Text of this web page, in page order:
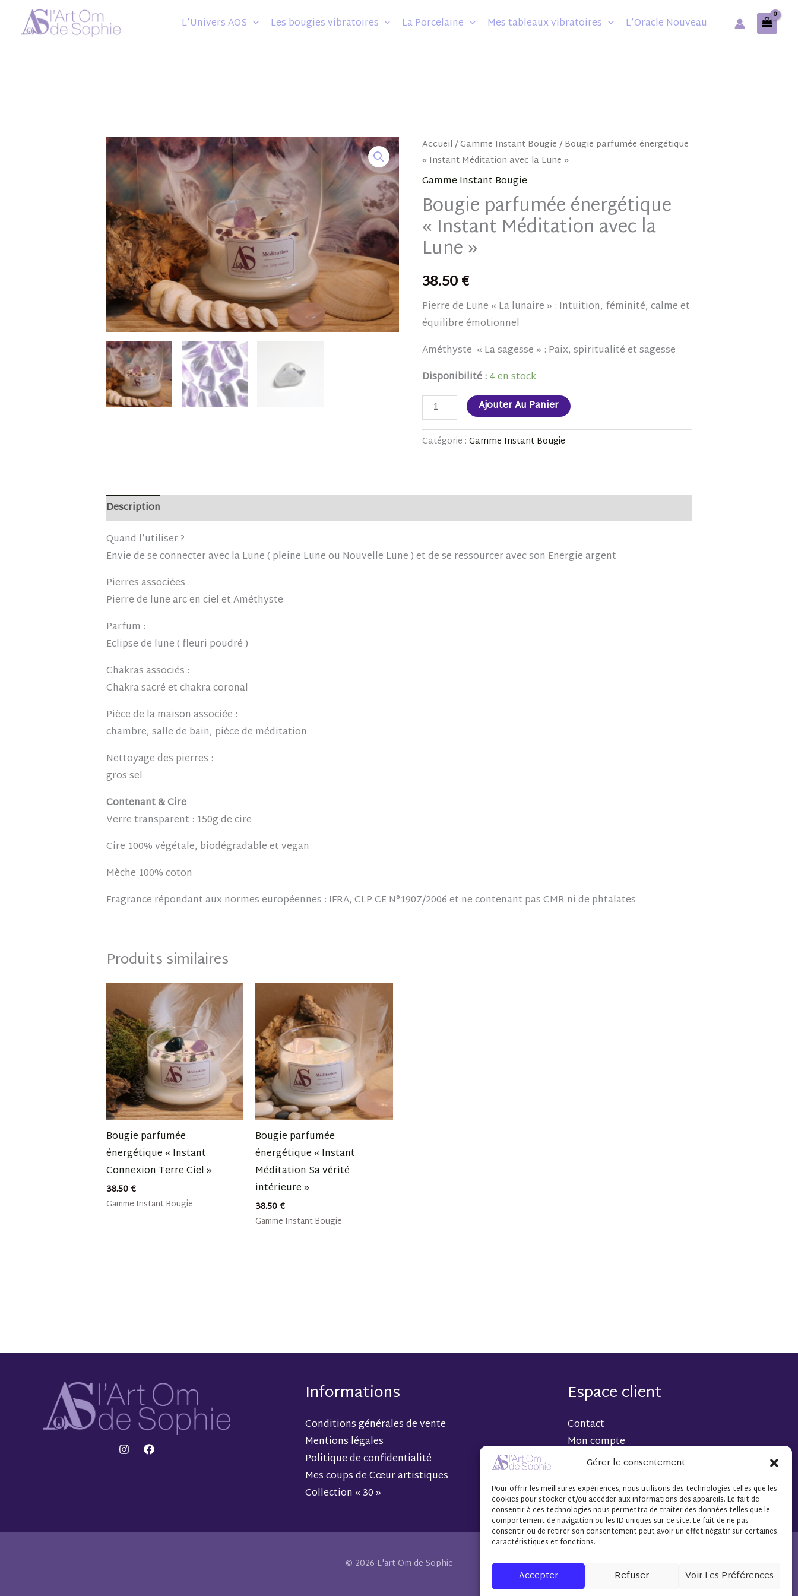
Gérer le consentement
Pour offrir les meilleures expériences, nous utilisons des technologies telles que les
cookies pour stocker et/ou accéder aux informations des appareils. Le fait de
consentir à ces technologies nous permettra de traiter des données telles que le
comportement de navigation ou les ID uniques sur ce site. Le fait de ne pas
consentir ou de retirer son consentement peut avoir un effet négatif sur certaines
caractéristiques et fonctions.
Accepter Refuser Voir Les Préférences
L’Univers AOS Les bougies vibratoires La Porcelaine Mes tableaux vibratoires L’Oracle Nouveau
Accueil/Gamme Instant Bougie/ Bougie parfumée énergétique
« Instant Méditation avec la Lune »
Gamme Instant Bougie
Bougie parfumée énergétique
« Instant Méditation avec la
Lune »
38.50€
Pierre de Lune « La lunaire » : Intuition, féminité, calme et
équilibre émotionnel
Améthyste « La sagesse » : Paix, spiritualité et sagesse
Disponibilité :4 en stock
quantité
de
Bougie
parfumée
énergétique
"Instant
Méditation
la
Lune"
Ajouter Au Panier
Catégorie :Gamme Instant Bougie
Description
Quand l’utiliser ?
Envie de se connecter avec la Lune ( pleine Lune ou Nouvelle Lune ) et de se ressourcer avec son Energie argent
Pierres associées :
Pierre de lune arc en ciel et Améthyste
Parfum :
Eclipse de lune ( fleuri poudré )
Chakras associés :
Chakra sacré et chakra coronal
Pièce de la maison associée :
chambre, salle de bain, pièce de méditation
Nettoyage des pierres :
gros sel
Contenant & Cire
Verre transparent : 150g de cire
Cire 100% végétale, biodégradable et vegan
Mèche 100% coton
Fragrance répondant aux normes européennes : IFRA, CLP CE N°1907/2006 et ne contenant pas CMR ni de phtalates
Produits similaires
Bougie parfumée
énergétique « Instant
Connexion Terre Ciel »
38.50€
Gamme Instant Bougie
Bougie parfumée
énergétique « Instant
Méditation Sa vérité
intérieure »
38.50€
Gamme Instant Bougie
Informations
Conditions générales de vente
Mentions légales
Politique de confidentialité
Mes coups de Cœur artistiques
Collection « 30 »
Espace client
Contact
Mon compte
© 2026 L'art Om de Sophie